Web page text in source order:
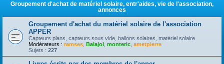
Groupement d'achat de matériel solaire, entr'aides, vie de l'association,
annonces
Groupement d'achat du matériel solaire de l'association
APPER
Capteurs plans, capteurs sous vide, ballons solaires, matériel solaire
Modérateurs : ramses Balajol monteric ametpierre
Sujets : 227